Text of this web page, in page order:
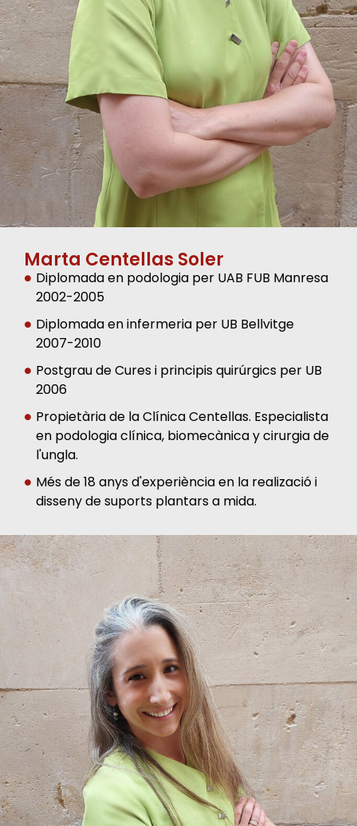
Marta Centellas Soler
Diplomada en podologia per UAB FUB Manresa
2002-2005
Diplomada en infermeria per UB Bellvitge
2007-2010
Postgrau de Cures i principis quirúrgics per UB
2006
Propietària de la Clínica Centellas. Especialista
en podologia clínica, biomecànica y cirurgia de
l'ungla.
Més de 18 anys d'experiència en la realizació i
disseny de suports plantars a mida.